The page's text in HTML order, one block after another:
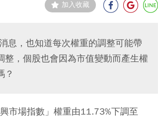
加入收藏
息，也知道每次權重的調整可能帶
，個股也會因為市值變動而產生權
？
市場指數」權重由11.73%下調至